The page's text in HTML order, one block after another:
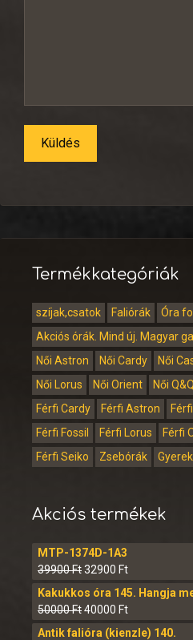
Termékkategóriák
szíjak,csatok Faliórák
Óra
Akciós órák. Mind új. Magyar
Női Astron
Női Cardy Női
Női Lorus
Női Orient Női Q&Q
Férfi Cardy
Férfi Astron
Férfi Fossil
Férfi Lorus Férfi
Férfi Seiko
Zsebórák
Akciós termékek
MTP-1374D-1A3
39900Ft32900 Ft
Kakukkos óra 145. Hangja
50000Ft40000 Ft
Antik falióra (kienzle) 140.